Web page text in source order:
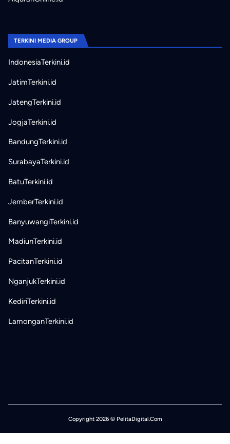
TERKINI MEDIA GROUP
IndonesiaTerkini.id
JatimTerkini.id
JatengTerkini.id
JogjaTerkini.id
BandungTerkini.id
SurabayaTerkini.id
BatuTerkini.id
JemberTerkini.id
BanyuwangiTerkini.id
MadiunTerkini.id
PacitanTerkini.id
NganjukTerkini.id
KediriTerkini.id
LamonganTerkini.id
Copyright 2026 © PelitaDigital.Com